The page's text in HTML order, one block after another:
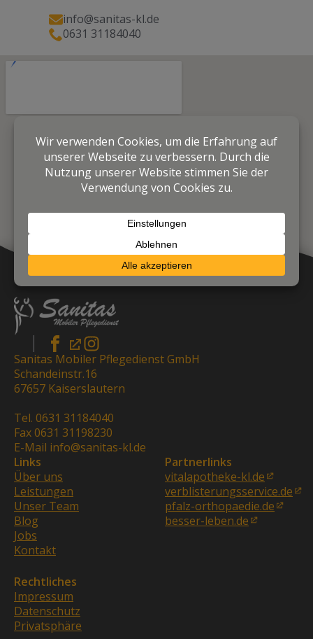
info@sanitas-kl.de
0631 31184040
Sanitas Mobiler Pflegedienst GmbH
Schandeinstr.16
67657 Kaiserslautern
Tel. 0631 31184040
Fax 0631 31198230
E-Mail info@sanitas-kl.de
Links
Über uns
Leistungen
Unser Team
Blog
Jobs
Kontakt
Partnerlinks
vitalapotheke-kl.de
verblisterungsservice.de
pfalz-orthopaedie.de
besser-leben.de
Rechtliches
Impressum
Datenschutz
Privatsphäre